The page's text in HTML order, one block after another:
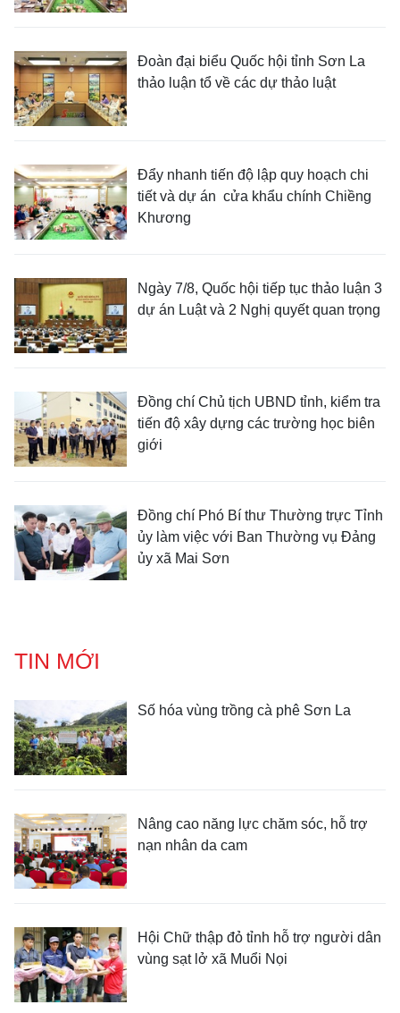
Đoàn đại biểu Quốc hội tỉnh Sơn La
thảo luận tổ về các dự thảo luật
Đẩy nhanh tiến độ lập quy hoạch chi
tiết và dự án cửa khẩu chính Chiềng
Khương
Ngày 7/8, Quốc hội tiếp tục thảo luận 3
dự án Luật và 2 Nghị quyết quan trọng
Đồng chí Chủ tịch UBND tỉnh, kiểm tra
tiến độ xây dựng các trường học biên
giới
Đồng chí Phó Bí thư Thường trực Tỉnh
ủy làm việc với Ban Thường vụ Đảng
ủy xã Mai Sơn
TIN MỚI
Số hóa vùng trồng cà phê Sơn La
Nâng cao năng lực chăm sóc, hỗ trợ
nạn nhân da cam
Hội Chữ thập đỏ tỉnh hỗ trợ người dân
vùng sạt lở xã Muổi Nọi